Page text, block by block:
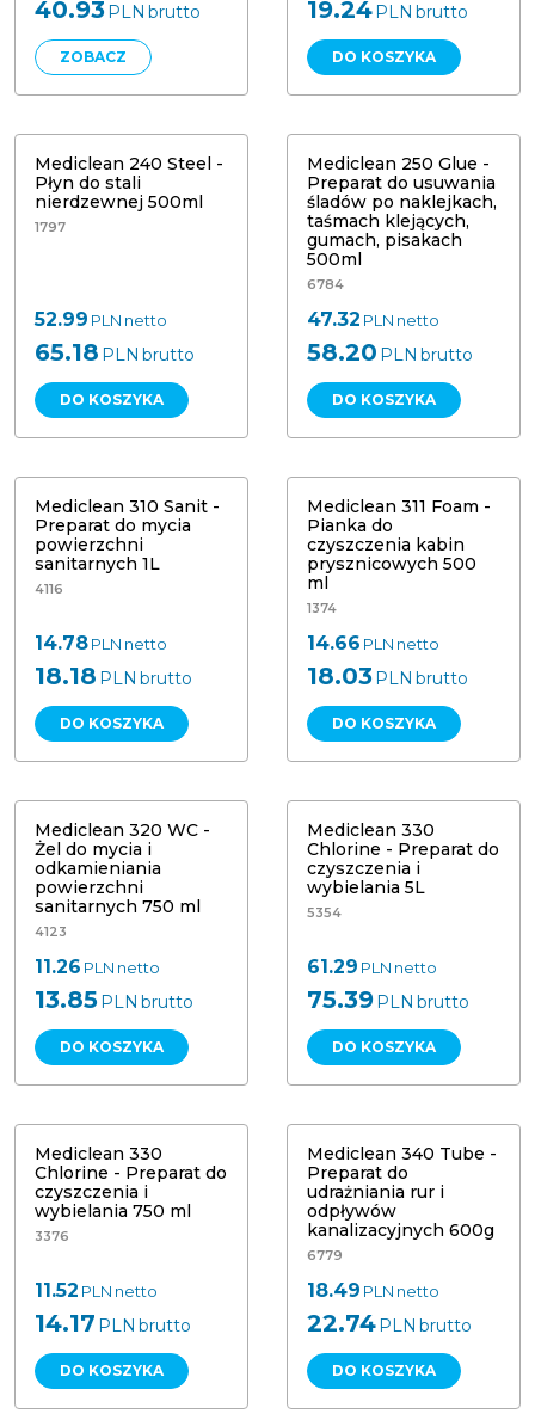
40.93PLN brutto
ZOBACZ
19.24PLN brutto
DO KOSZYKA
Mediclean 240 Steel - Płyn do stali
Mediclean 240 Steel -
Płyn do stali
nierdzewnej 500ml
1797
52.99 PLN netto
65.18 PLN brutto
DO KOSZYKA
Mediclean 250 Glue - Preparat do
usuwania śladów po naklejkach,
taśmach klejących, gumach,
Mediclean 250 Glue -
Preparat do usuwania
śladów po naklejkach,
taśmach klejących,
gumach, pisakach
500ml
6784
47.32 PLN netto
58.20 PLN brutto
DO KOSZYKA
Mediclean 310 Sanit - Preparat do
Mediclean 310 Sanit -
Preparat do mycia
powierzchni
sanitarnych 1L
4116
14.78PLN netto
18.18 PLN brutto
DO KOSZYKA
Mediclean 311 Foam - Pianka do
czyszczenia kabin prysznicowych
Mediclean 311 Foam -
Pianka do
czyszczenia kabin
prysznicowych 500
ml
1374
14.66 PLN netto
18.03PLN brutto
DO KOSZYKA
Mediclean 320 WC - Żel do mycia i
odkamieniania powierzchni
Mediclean 320 WC -
Żel do mycia i
odkamieniania
powierzchni
sanitarnych 750 ml
4123
11.26 PLN netto
13.85PLN brutto
DO KOSZYKA
Mediclean 330 Chlorine - Preparat
Mediclean 330
Chlorine - Preparat do
czyszczenia i
wybielania 5L
5354
61.29 PLN netto
75.39PLN brutto
DO KOSZYKA
Mediclean 330 Chlorine - Preparat
Mediclean 330
Chlorine - Preparat do
czyszczenia i
wybielania 750 ml
3376
11.52 PLN netto
14.17 PLN brutto
DO KOSZYKA
Mediclean 340 Tube - Preparat do
udrażniania rur i odpływów
Mediclean 340 Tube -
Preparat do
udrażniania rur i
odpływów
kanalizacyjnych 600g
6779
18.49 PLN netto
22.74PLN brutto
DO KOSZYKA
Mediclean 410 Soap - Mydło w
płynie do mycia rąk i całego ciała
Mediclean 410 Soap - Mydło w